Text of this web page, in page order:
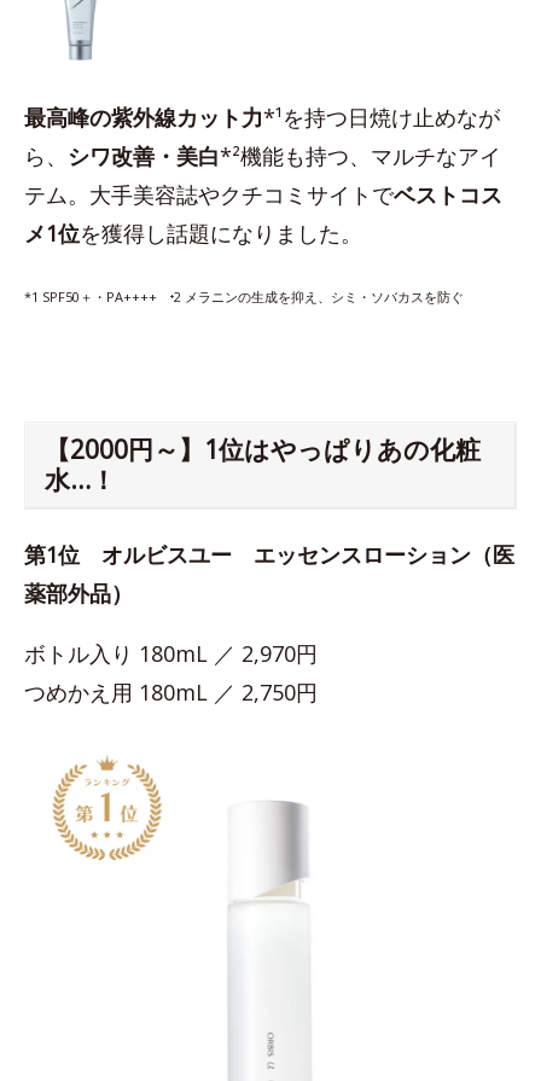
最高峰の紫外線カット力*¹を持つ日焼け止めなが
ら、 シワ改善・美白*²機能も持つ、マルチなアイ
テム。大手美容誌やクチコミサイトでベストコス
メ1位を獲得し話題になりました。
*1 SPF50＋・PA++++ ⁺2 メラニンの生成を抑え、シミ・ソバカスを防ぐ
【2000円～】1位はやっぱりあの化粧
水…！
第1位 オルビスユー エッセンスローション（医
薬部外品）
ボトル入り 180mL ／ 2,970円
つめかえ用 180mL ／ 2,750円